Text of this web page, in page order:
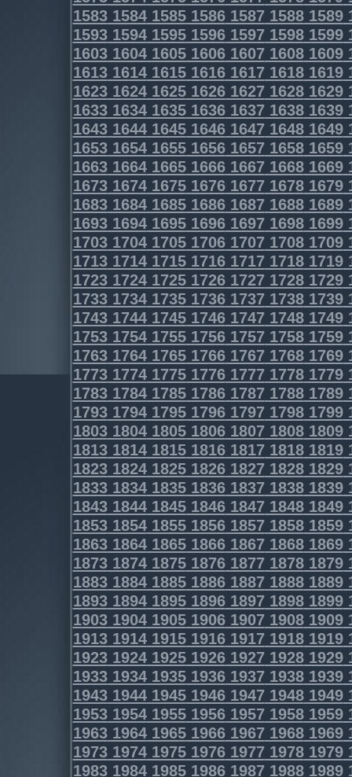
1583158415851586158715881589
1593159415951596159715981599
1603160416051606160716081609
1613161416151616161716181619
1623162416251626162716281629
1633163416351636163716381639
1643164416451646164716481649
1653165416551656165716581659
1663166416651666166716681669
1673167416751676167716781679
1683168416851686168716881689
1693169416951696169716981699
1703170417051706170717081709
1713171417151716171717181719
1723172417251726172717281729
1733173417351736173717381739
1743174417451746174717481749
1753175417551756175717581759
1763176417651766176717681769
1773177417751776177717781779
1783178417851786178717881789
1793179417951796179717981799
1803180418051806180718081809
1813181418151816181718181819
1823182418251826182718281829
1833183418351836183718381839
1843184418451846184718481849
1853185418551856185718581859
1863186418651866186718681869
1873187418751876187718781879
1883188418851886188718881889
1893189418951896189718981899
1903190419051906190719081909
1913191419151916191719181919
1923192419251926192719281929
1933193419351936193719381939
1943194419451946194719481949
1953195419551956195719581959
1963196419651966196719681969
1973197419751976197719781979
1983198419851986198719881989